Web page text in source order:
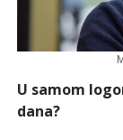
U samom
dana?